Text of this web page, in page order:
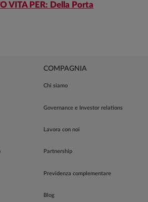
VITA PER: Della Porta
COMPAGNIA
Chi siamo
Governance e Investor relations
Lavora con noi
Partnership
Previdenza complementare
Blog